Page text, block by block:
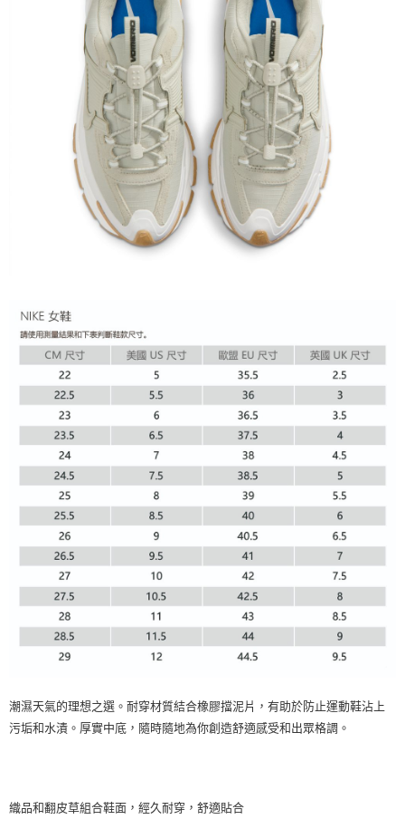
潮濕天氣的理想之選。耐穿材質結合橡膠擋泥片，有助於防止運動鞋沾上
污垢和水漬。厚實中底，隨時隨地為你創造舒適感受和出眾格調。
織品和翻皮草組合鞋面，經久耐穿，舒適貼合